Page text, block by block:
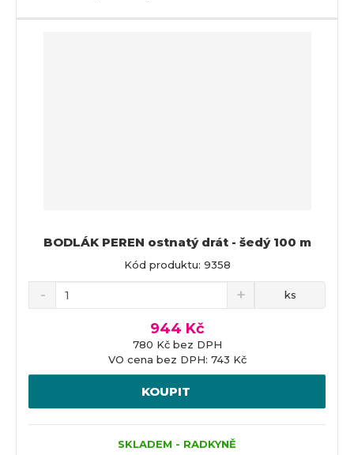
BODLÁK PEREN ostnatý drát - šedý 100 m
Kód produktu: 9358
944 Kč
780 Kč bez DPH
VO cena bez DPH: 743 Kč
ks
KOUPIT
SKLADEM - RADKYNĚ